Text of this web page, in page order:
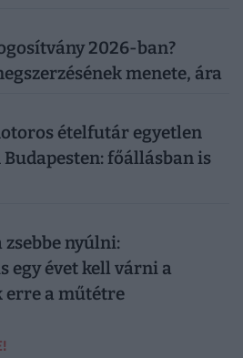
2026-ban?
menete, ára
ételfutár egyetlen
főállásban is
zsebbe nyúlni:
egy évet kell várni a
a műtétre